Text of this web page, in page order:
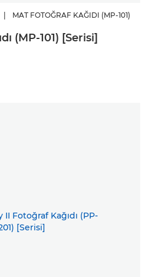
| MAT FOTOĞRAF KAĞIDI (MP-101)
(MP-101) [Serisi]